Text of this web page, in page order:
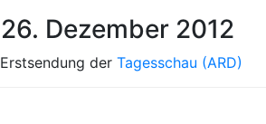
Dezember 2012
der Tagesschau (ARD)